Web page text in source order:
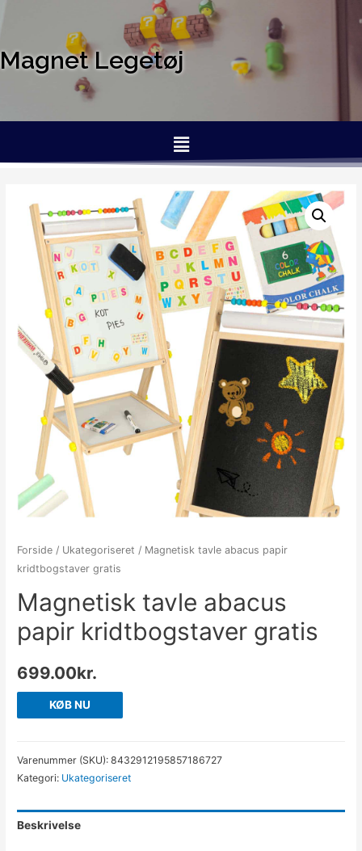
Magnet Legetøj
Forside / Ukategoriseret / Magnetisk tavle abacus papir
kridtbogstaver gratis
Magnetisk tavle abacus
papir kridtbogstaver gratis
699.00kr.
KØB NU
Varenummer (SKU):8432912195857186727
Kategori: Ukategoriseret
Beskrivelse